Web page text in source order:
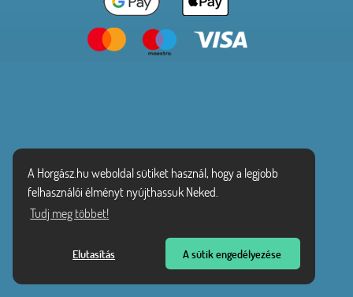
A Horgász.hu weboldal sütiket használ, hogy a legjobb
felhasználói élményt nyújthassuk Neked.
Tudj meg többet!
Elutasítás A sütik engedélyezése